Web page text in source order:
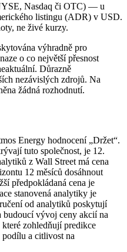
Nasdaq či OTC) — u
listingu (ADR) v USD.
ne živé kurzy.
výhradně pro
o co největší přesnost
Důrazně
nezávislých zdrojů. Na
žádná rozhodnutí.
Energy hodnocení „Držet“.
tuto společnost, je 12.
z Wall Street má cena
12 měsíců dosáhnout
předpokládaná cena je
stanovená analytiky je
od analytiků poskytují
budoucí vývoj ceny akcií na
zohledňují predikce
a citlivost na